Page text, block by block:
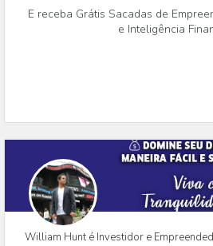
E receba Grátis Sacadas de
e Inteligência
William Hunt é Investidor e